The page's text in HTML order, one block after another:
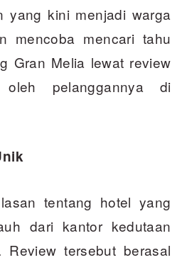
yang kini menjadi warga
mencoba mencari tahu
Gran Melia lewat review
pelanggannya di
tentang hotel yang
dari kantor kedutaan
tersebut berasal